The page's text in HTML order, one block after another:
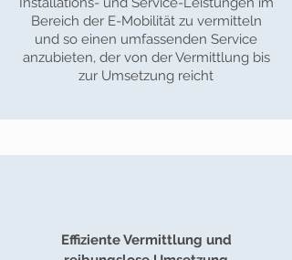
Bereich der E-Mobilität zu vermitteln
und so einen umfassenden Service
anzubieten, der von der Vermittlung bis
zur Umsetzung reicht
Effiziente Vermittlung und